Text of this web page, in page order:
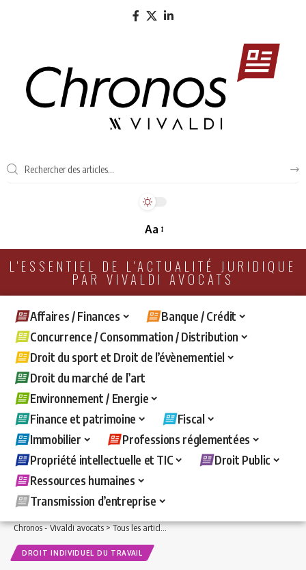
Aa
L'ESSENTIEL DE L'ACTUALITÉ JURIDIQUE
PAR VIVALDI AVOCATS
Affaires / Finances
Banque / Crédit
Concurrence / Consommation / Distribution
Droit du sport et Droit de l’évènementiel
Droit du marché de l’art
Environnement / Energie
Finance et patrimoine
Fiscal
Immobilier
Professions réglementées
Propriété intellectuelle et TIC
Droit Public
Ressources humaines
Transmission d’entreprise
Chronos - Vivaldi avocats>Tous les articles >Ressources humaines>Droit
DROIT INDIVIDUEL DU TRAVAIL